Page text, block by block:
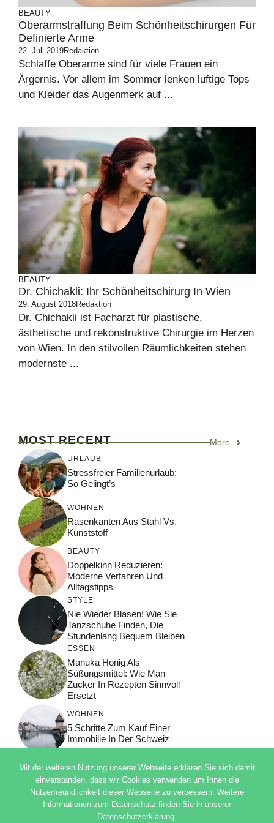
BEAUTY
Oberarmstraffung Beim Schönheitschirurgen Für
Definierte Arme
22. Juli 2019Redaktion
Schlaffe Oberarme sind für viele Frauen ein
Ärgernis. Vor allem im Sommer lenken luftige Tops
und Kleider das Augenmerk auf ...
BEAUTY
Dr. Chichakli: Ihr Schönheitschirurg In Wien
29. August 2018Redaktion
Dr. Chichakli ist Facharzt für plastische,
ästhetische und rekonstruktive Chirurgie im Herzen
von Wien. In den stilvollen Räumlichkeiten stehen
modernste ...
MOST RECENT More
URLAUB
Stressfreier Familienurlaub:
So Gelingt’s
WOHNEN
Rasenkanten Aus Stahl Vs.
Kunststoff
BEAUTY
Doppelkinn Reduzieren:
Moderne Verfahren Und
Alltagstipps
STYLE
Nie Wieder Blasen! Wie Sie
Tanzschuhe Finden, Die
Stundenlang Bequem Bleiben
ESSEN
Manuka Honig Als
Süßungsmittel: Wie Man
Zucker In Rezepten Sinnvoll
Ersetzt
WOHNEN
5 Schritte Zum Kauf Einer
Immobilie In Der Schweiz
© 2026 ADSIMPLE
DATENSCHUTZERKLÄRUNG
Mit der weiteren Nutzung unserer Webseite erklären Sie sich damit
einverstanden, dass wir Cookies verwenden um Ihnen die
Nutzerfreundlichkeit dieser Webseite zu verbessern. Weitere
Informationen zum Datenschutz finden Sie in unserer
Datenschutzerklärung.